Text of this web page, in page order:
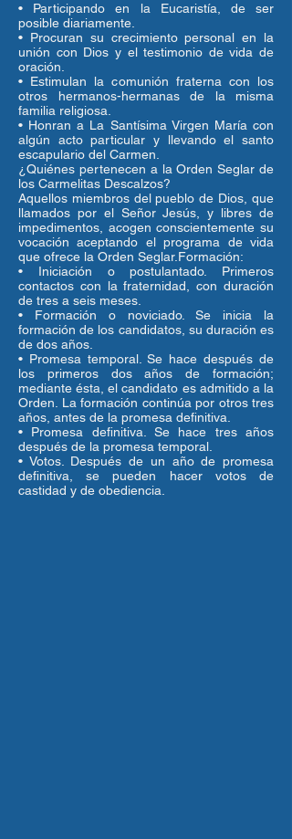
• Participando en la Eucaristía, de ser
posible diariamente.
• Procuran su crecimiento personal en la
unión con Dios y el testimonio de vida de
oración.
• Estimulan la comunión fraterna con los
otros hermanos-hermanas de la misma
familia religiosa.
• Honran a La Santísima Virgen María con
algún acto particular y llevando el santo
escapulario del Carmen.
¿Quiénes pertenecen a la Orden Seglar de
los Carmelitas Descalzos?
Aquellos miembros del pueblo de Dios, que
llamados por el Señor Jesús, y libres de
impedimentos, acogen conscientemente su
vocación aceptando el programa de vida
que ofrece la Orden Seglar.Formación:
• Iniciación o postulantado. Primeros
contactos con la fraternidad, con duración
de tres a seis meses.
• Formación o noviciado. Se inicia la
formación de los candidatos, su duración es
de dos años.
• Promesa temporal. Se hace después de
los primeros dos años de formación;
mediante ésta, el candidato es admitido a la
Orden. La formación continúa por otros tres
años, antes de la promesa definitiva.
• Promesa definitiva. Se hace tres años
después de la promesa temporal.
• Votos. Después de un año de promesa
definitiva, se pueden hacer votos de
castidad y de obediencia.